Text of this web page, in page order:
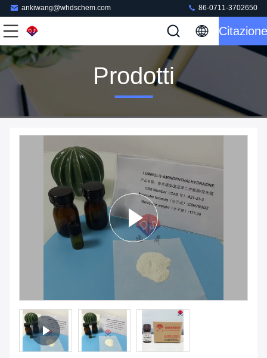
ankiwang@whdschem.com 86-0711-3702650
Citazione
Prodotti